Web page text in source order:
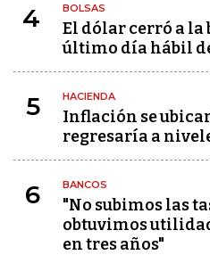
4 BOLSAS
El dólar cerró a la
último día hábil
5 HACIENDA
Inflación se
regresaría a
6 BANCOS
"No subimos las
obtuvimos
en tres años"